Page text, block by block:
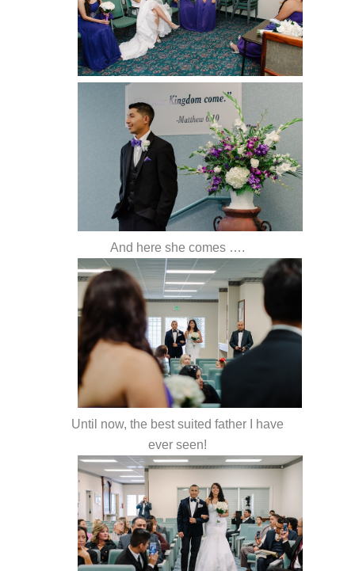
And here she comes ….
Until now, the best suited father I have
ever seen!